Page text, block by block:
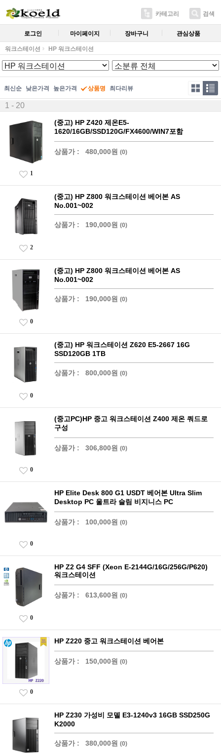
카테고리 검색
로그인 마이페이지 장바구니 관심상품
워크스테이션 HP 워크스테이션
최신순 낮은가격 높은가격 상품명 최다리뷰
1 - 20
(중고) HP Z420 제온E5-
1620/16GB/SSD120G/FX4600/WIN7포함
상품가 : 480,000원 (0)
1
(중고) HP Z800 워크스테이션 베어본 AS
No.001~002
상품가 : 190,000원 (0)
2
(중고) HP Z800 워크스테이션 베어본 AS
No.001~002
상품가 : 190,000원 (0)
0
(중고) HP 워크스테이션 Z620 E5-2667 16G
SSD120GB 1TB
상품가 : 800,000원 (0)
0
(중고PC)HP 중고 워크스테이션 Z400 제온 쿼드로
구성
상품가 : 306,800원 (0)
0
HP Elite Desk 800 G1 USDT 베어본 Ultra Slim
Desktop PC 울트라 슬림 비지니스 PC
상품가 : 100,000원 (0)
0
HP Z2 G4 SFF (Xeon E-2144G/16G/256G/P620)
워크스테이션
상품가 : 613,600원 (0)
0
HP Z220 중고 워크스테이션 베어본
상품가 : 150,000원 (0)
0
HP Z230 가성비 모델 E3-1240v3 16GB SSD250G
K2000
상품가 : 380,000원 (0)